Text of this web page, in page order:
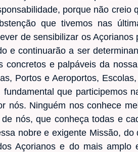
porque não creio
que tivemos nas
de sensibilizar os Açorianos
e continuarão a ser
e palpáveis da
Portos e Aeroportos,
que participemos
nós. Ninguém nos conhece
nós, que conheça todas e
nobre e exigente Missão, do
Açorianos e do mais amplo